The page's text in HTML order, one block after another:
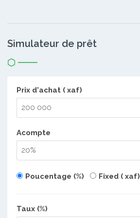
Simulateur de prêt
Prix d'achat ( xaf)
Acompte
Poucentage (%) Fixed ( xaf)
Taux (%)